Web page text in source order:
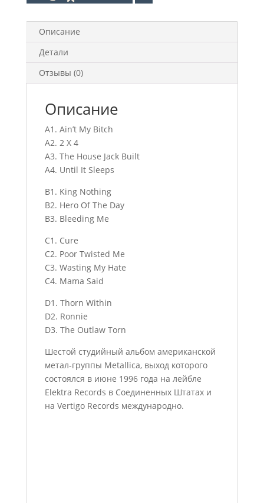
Описание
Детали
Отзывы (0)
Описание
A1. Ain’t My Bitch
A2. 2 X 4
A3. The House Jack Built
A4. Until It Sleeps
B1. King Nothing
B2. Hero Of The Day
B3. Bleeding Me
C1. Cure
C2. Poor Twisted Me
C3. Wasting My Hate
C4. Mama Said
D1. Thorn Within
D2. Ronnie
D3. The Outlaw Torn
Шестой студийный альбом американской
метал-группы Metallica, выход которого
состоялся в июне 1996 года на лейбле
Elektra Records в Соединенных Штатах и
на Vertigo Records международно.